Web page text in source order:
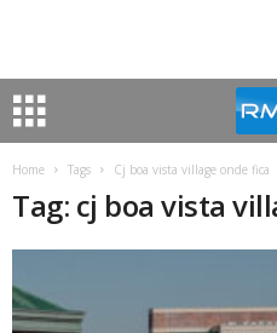
Home Tags Cj boa vista village onde fica
Tag: cj boa vista